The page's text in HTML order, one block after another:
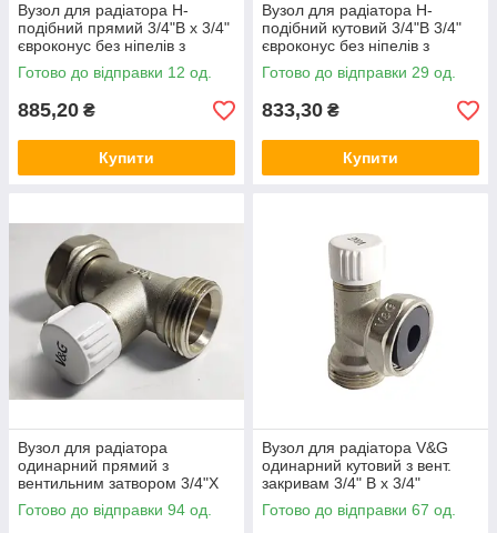
Вузол для радіатора Н-
подібний прямий 3/4"В x 3/4"
євроконус без ніпелів з
вентилями V&G
Готово до відправки 12 од.
885,20 ₴
Купити
Вузол для радіатора Н-
подібний кутовий 3/4"В 3/4"
євроконус без ніпелів з
вентилями V&G
Готово до відправки 29 од.
833,30 ₴
Купити
Вузол для радіатора
одинарний прямий з
вентильним затвором 3/4"X
3/4" євроконус V&G
Готово до відправки 94 од.
Вузол для радіатора V&G
одинарний кутовий з вент.
закривам 3/4" В x 3/4"
івроконус
Готово до відправки 67 од.